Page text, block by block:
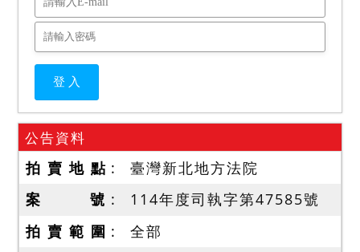
公告資料
拍 賣 地 點
臺灣新北地方法院
案 號
114年度司執字第47585號
拍 賣 範 圍
全部